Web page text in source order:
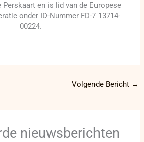
en is lid van de Europese
onder ID-Nummer FD-7 13714-
00224.
Volgende Bericht →
nieuwsberichten